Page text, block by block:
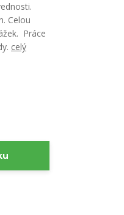
Celou
Práce
celý